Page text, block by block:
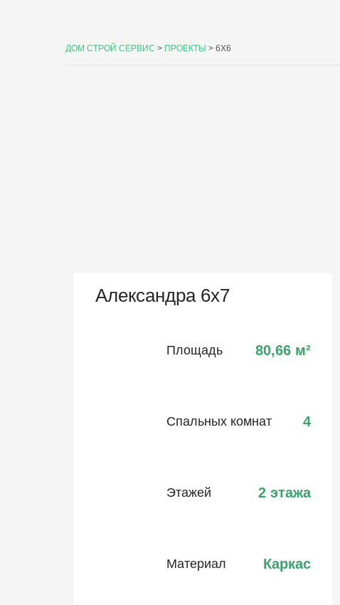
ДОМ СТРОЙ СЕРВИС > ПРОЕКТЫ > 6X6
Александра 6х7
Площадь 80,66 м²
Спальных комнат 4
Этажей 2 этажа
Материал Каркас